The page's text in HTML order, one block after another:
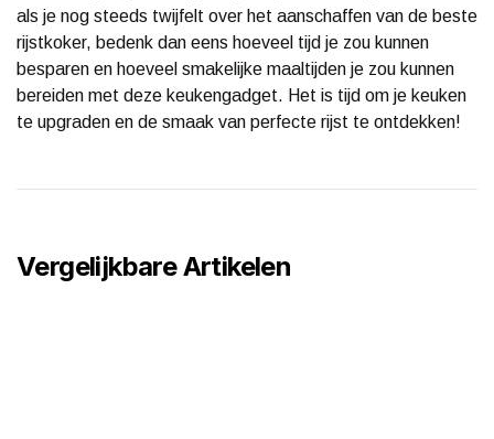
als je nog steeds twijfelt over het aanschaffen van de beste
rijstkoker, bedenk dan eens hoeveel tijd je zou kunnen
besparen en hoeveel smakelijke maaltijden je zou kunnen
bereiden met deze keukengadget. Het is tijd om je keuken
te upgraden en de smaak van perfecte rijst te ontdekken!
Vergelijkbare Artikelen